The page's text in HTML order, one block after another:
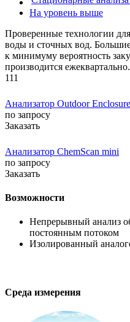
На уровень выше
Проверенные технологии
воды и сточных вод.
к минимуму вероятность
производится ежеквартально.
111
Анализатор Outdoor
по запросу
Заказать
Анализатор ChemScan mini
по запросу
Заказать
Возможности
Непрерывный анализ
постоянным потоком
Изолированный
Среда измерения